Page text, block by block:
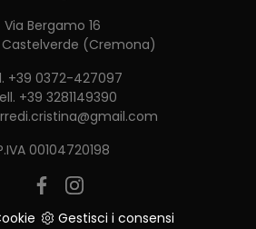
Via Bergamo 16
(Cremona)
+39 0372-427097
+39 3281149390
00104720198
Gestisci i consensi